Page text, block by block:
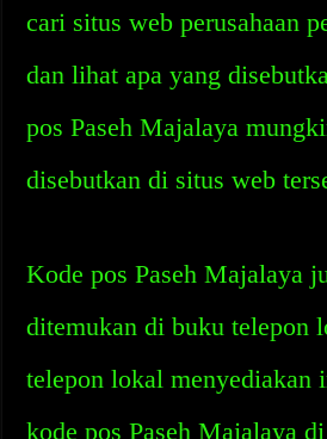
cari situs web perusahaan
dan lihat apa yang
pos Paseh Majalaya
disebutkan di situs web
Kode pos Paseh Majalaya
ditemukan di buku telepon
telepon lokal menyediakan
kode pos Paseh Majalaya